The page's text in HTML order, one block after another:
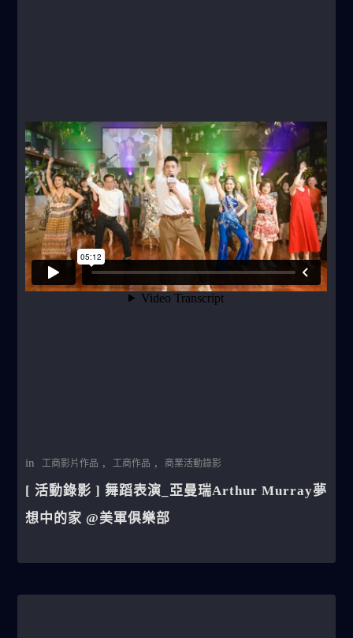
in 工商影片作品 , 工商作品 , 商業活動錄影
[ 活動錄影 ] 舞蹈表演_亞曼瑞Arthur Murray夢
想中的家 @美軍俱樂部